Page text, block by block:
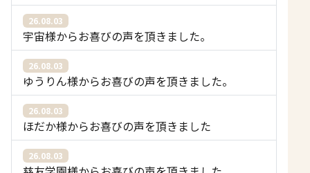
26.08.03
宇宙様からお喜びの声を頂きました。
26.08.03
ゆうりん様からお喜びの声を頂きました。
26.08.03
ほだか様からお喜びの声を頂きました
26.08.03